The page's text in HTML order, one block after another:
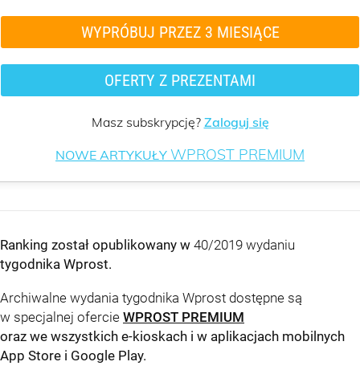
WYPRÓBUJ PRZEZ 3 MIESIĄCE
OFERTY Z PREZENTAMI
Masz subskrypcję? Zaloguj się
NOWE ARTYKUŁY WPROST PREMIUM
Ranking został opublikowany w 40/2019 wydaniu
tygodnika Wprost.
Archiwalne wydania tygodnika Wprost dostępne są
w specjalnej ofercie WPROST PREMIUM
oraz we wszystkich e-kioskach i w aplikacjach mobilnych
App Store i Google Play.